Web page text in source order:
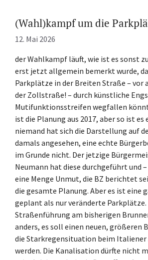
(Wahl)kampf um die
12. Mai 2026
der Wahlkampf läuft, wie ist es sonst
erst jetzt allgemein bemerkt wurde,
Parkplätze in der Breiten Straße – vor
der Zollstraße! – durch künstliche
Mutifunktionsstreifen wegfallen
ist die Planung aus 2017, aber so ist es
niemand hat sich die Darstellung auf
damals angesehen, eine echte
im Grunde nicht. Der jetzige
Neumann hat diese durchgeführt und
eine Menge Unmut, die BZ berichtet
die gesamte Planung. Aber es ist eine
geplant als nur veränderte Parkplätze.
Straßenführung am bisherigen
anders, es soll einen neuen, größeren
die Starkregensituation beim
werden. Die Kanalisation dürfte nicht